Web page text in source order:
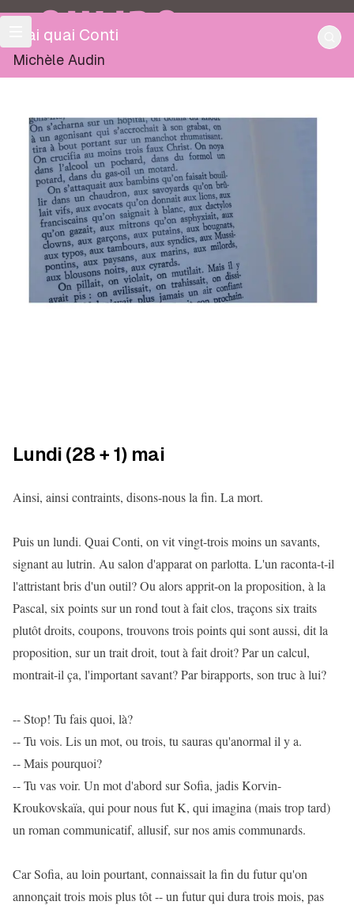
OULIPO
Mai quai Conti
Michèle Audin
Lundi (28 + 1) mai
Ainsi, ainsi contraints, disons-nous la fin. La mort.
Puis un lundi. Quai Conti, on vit vingt-trois moins un savants,
signant au lutrin. Au salon d'apparat on parlotta. L'un raconta-t-il
l'attristant bris d'un outil? Ou alors apprit-on la proposition, à la
Pascal, six points sur un rond tout à fait clos, traçons six traits
plutôt droits, coupons, trouvons trois points qui sont aussi, dit la
proposition, sur un trait droit, tout à fait droit? Par un calcul,
montrait-il ça, l'important savant? Par birapports, son truc à lui?
-- Stop! Tu fais quoi, là?
-- Tu vois. Lis un mot, ou trois, tu sauras qu'anormal il y a.
-- Mais pourquoi?
-- Tu vas voir. Un mot d'abord sur Sofia, jadis Korvin-
Kroukovskaïa, qui pour nous fut K, qui imagina (mais trop tard)
un roman communicatif, allusif, sur nos amis communards.
Car Sofia, au loin pourtant, connaissait la fin du futur qu'on
annonçait trois mois plus tôt -- un futur qui dura trois mois, pas